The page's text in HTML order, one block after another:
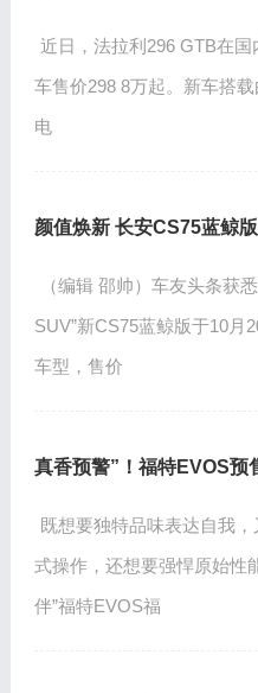
近日，法拉利296 GTB在
车售价298 8万起。新车搭
电
颜值焕新 长安CS75蓝鲸
（编辑 邵帅）车友头条获
SUV”新CS75蓝鲸版于10月
车型，售价
真香预警”！福特EVOS预
既想要独特品味表达自我
式操作，还想要强悍原始性
伴”福特EVOS福